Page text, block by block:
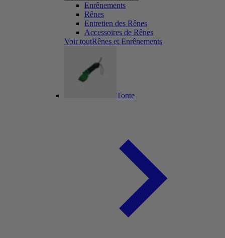
Enrênements
Rênes
Entretien des Rênes
Accessoires de Rênes
Voir toutRênes et Enrênements
Tonte